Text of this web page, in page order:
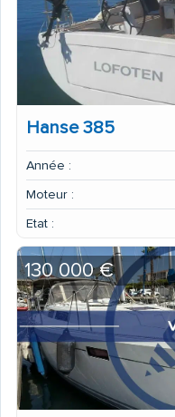
Hanse 385
Année :
Moteur :
Etat :
130 000 €